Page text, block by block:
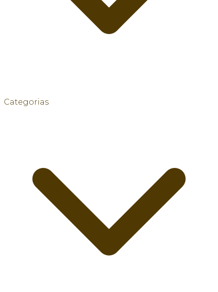
Categorias